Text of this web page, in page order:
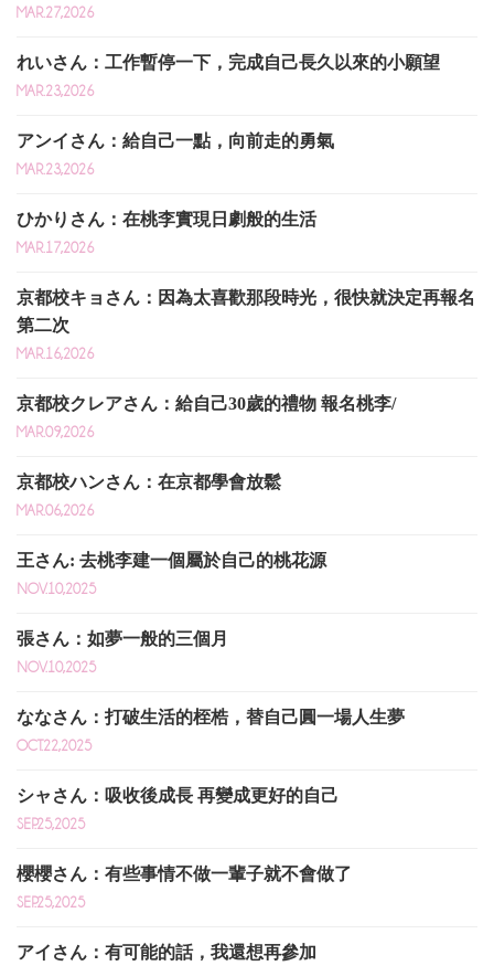
MAR.27,2026
れいさん：工作暫停一下，完成自己長久以來的小願望
MAR.23,2026
アンイさん：給自己一點，向前走的勇氣
MAR.23,2026
ひかりさん：在桃李實現日劇般的生活
MAR.17,2026
京都校キョさん：因為太喜歡那段時光，很快就決定再報名
第二次
MAR.16,2026
京都校クレアさん：給自己30歲的禮物 報名桃李/
MAR.09,2026
京都校ハンさん：在京都學會放鬆
MAR.06,2026
王さん: 去桃李建一個屬於自己的桃花源
NOV.10,2025
張さん：如夢一般的三個月
NOV.10,2025
ななさん：打破生活的桎梏，替自己圓一場人生夢
OCT.22,2025
シャさん：吸收後成長 再變成更好的自己
SEP.25,2025
櫻櫻さん：有些事情不做一輩子就不會做了
SEP.25,2025
アイさん：有可能的話，我還想再參加